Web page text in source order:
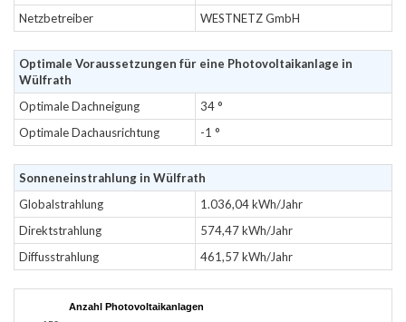
Netzbetreiber
WESTNETZ GmbH
Optimale Voraussetzungen für eine Photovoltaikanlage in
Wülfrath
Optimale Dachneigung
34 °
Optimale Dachausrichtung
-1 °
Sonneneinstrahlung in Wülfrath
Globalstrahlung
1.036,04 kWh/Jahr
Direktstrahlung
574,47 kWh/Jahr
Diffusstrahlung
461,57 kWh/Jahr
Anzahl Photovoltaikanlagen